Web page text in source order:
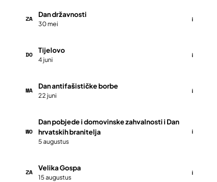
ZA
Dan državnosti
30 mei
i
DO
Tijelovo
4 juni
i
MA
Dan antifašističke borbe
22 juni
i
WO
Dan pobjede i domovinske zahvalnosti i Dan
hrvatskih branitelja
5 augustus
i
ZA
Velika Gospa
15 augustus
i